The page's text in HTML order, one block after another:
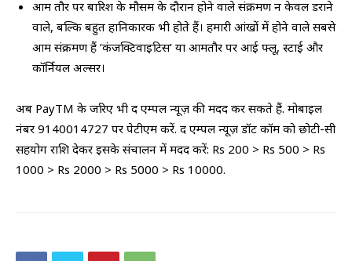
आम तौर पर बारिश के मौसम के दौरान होने वाले संक्रमण न केवल डराने
वाले, बल्कि बहुत हानिकारक भी होते हैं। हमारी आंखों में होने वाले सबसे
आम संक्रमण हैं ’कंजक्टिवाइटिस’ या आमतौर पर आई फ्लू, स्टाई और
कॉर्नियल अल्सर।
अब PayTM के जरिए भी द एम्पल न्यूज़ की मदद कर सकते हैं. मोबाइल
नंबर 9140014727 पर पेटीएम करें. द एम्पल न्यूज़ डॉट कॉम को छोटी-सी
सहयोग राशि देकर इसके संचालन में मदद करें: Rs 200 > Rs 500 > Rs
1000 > Rs 2000 > Rs 5000 > Rs 10000.